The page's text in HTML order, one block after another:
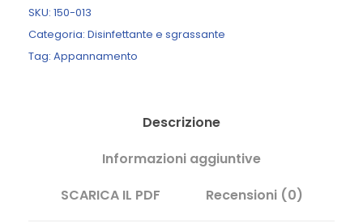
l
e
9
è
6
SKU: 150-013
Categoria: Disinfettante e sgrassante
Tag: Appannamento
Descrizione
Informazioni aggiuntive
SCARICA IL PDF
Recensioni (0)